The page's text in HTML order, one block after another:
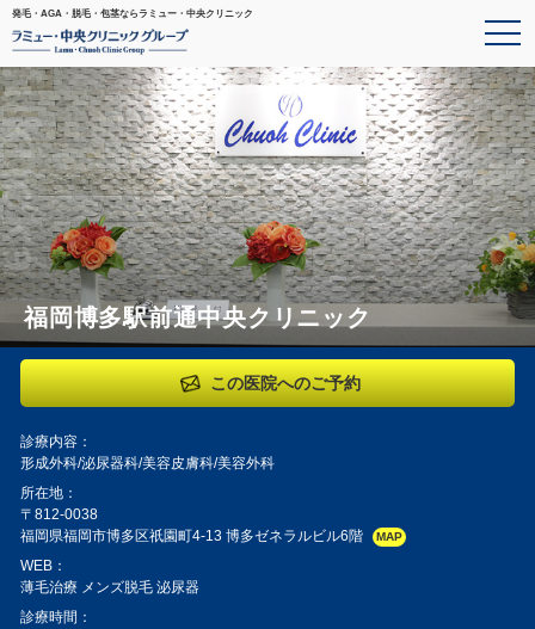
発毛・AGA・脱毛・包茎ならラミュー・中央クリニック
福岡博多駅前通中央クリニック
この医院へのご予約
診療内容：
形成外科/泌尿器科/美容皮膚科/美容外科
所在地：
〒812-0038
福岡県福岡市博多区祇園町4-13 博多ゼネラルビル6階
MAP
WEB：
薄毛治療 メンズ脱毛 泌尿器
診療時間：